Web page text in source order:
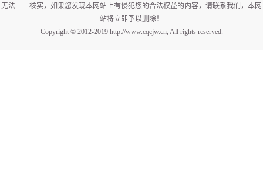
无法一一核实，如果您发现本网站上有侵犯您的合法权益的内容，请联系我们，本网
站将立即予以删除！
Copyright © 2012-2019 http://www.cqcjw.cn, All rights reserved.